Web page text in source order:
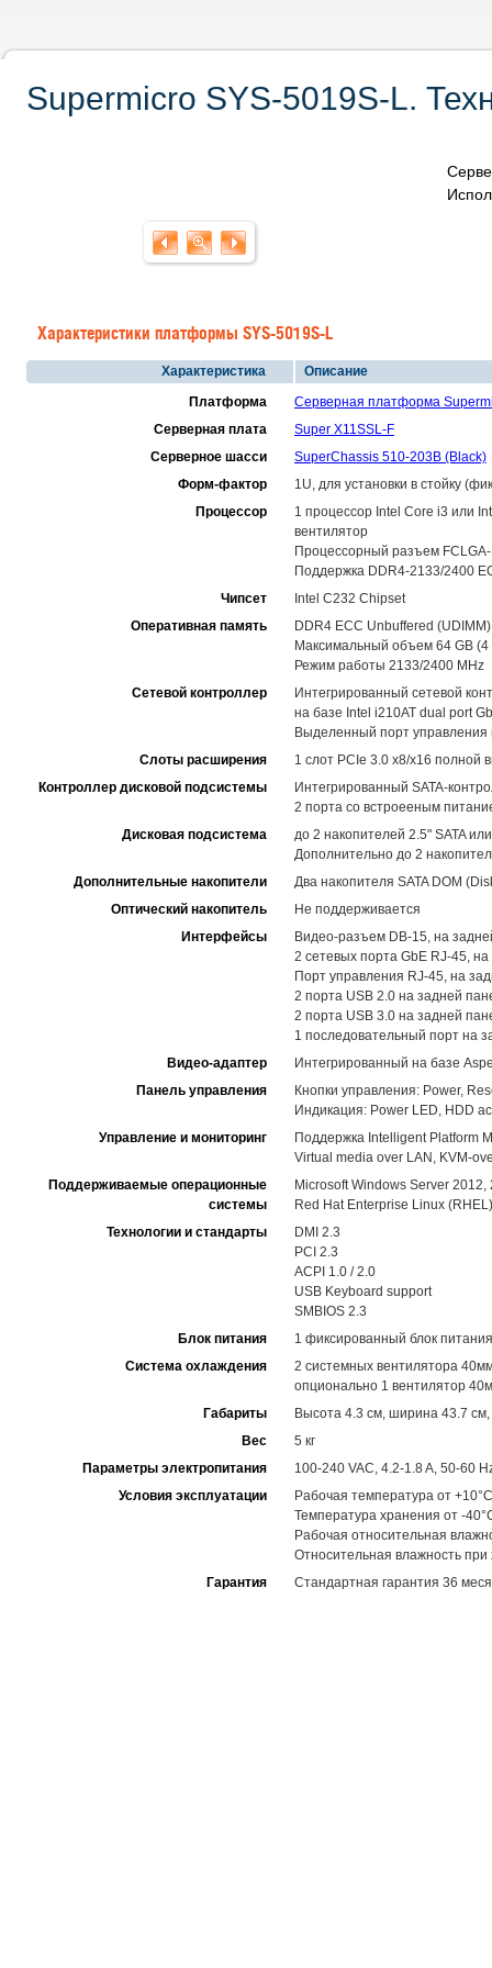
Supermicro SYS-5019S-L.
Характеристики платформы SYS-5019S-L
Характеристика
Описание
Платформа
Серверная платформа
Серверная плата
Super X11SSL-F
Серверное шасси
SuperChassis 510-203B (Black)
Форм-фактор
1U, для установки в стойку
Процессор
1 процессор Intel Core i3 или
вентилятор
Процессорный разъем
Поддержка DDR4-2133/2400
Чипсет
Intel C232 Chipset
Оперативная память
DDR4 ECC Unbuffered
Максимальный объем 64 GB (4
Режим работы 2133/2400 MHz
Сетевой контроллер
Интегрированный сетевой
на базе Intel i210AT dual port
Выделенный порт управления
Слоты расширения
1 слот PCIe 3.0 x8/x16 полной
Контроллер дисковой подсистемы
Интегрированный SATA-
2 порта со встроееным
Дисковая подсистема
до 2 накопителей 2.5" SATA
Дополнительно до 2
Дополнительные накопители
Два накопителя SATA DOM
Оптический накопитель
Не поддерживается
Интерфейсы
Видео-разъем DB-15, на
2 сетевых порта GbE RJ-45,
Порт управления RJ-45, на
2 порта USB 2.0 на задней
2 порта USB 3.0 на задней
1 последовательный порт на
Видео-адаптер
Интегрированный на базе
Панель управления
Кнопки управления: Power,
Индикация: Power LED, HDD
Управление и мониторинг
Поддержка Intelligent Platform
Virtual media over LAN, KVM-
Поддерживаемые операционные
системы
Microsoft Windows Server
Red Hat Enterprise Linux
Технологии и стандарты
DMI 2.3
PCI 2.3
ACPI 1.0 / 2.0
USB Keyboard support
SMBIOS 2.3
Блок питания
1 фиксированный блок
Система охлаждения
2 системных вентилятора
опционально 1 вентилятор
Габариты
Высота 4.3 см, ширина 43.7 см,
Вес
5 кг
Параметры электропитания
100-240 VAC, 4.2-1.8 A, 50-60
Условия эксплуатации
Рабочая температура от
Температура хранения от -
Рабочая относительная
Относительная влажность
Гарантия
Стандартная гарантия 36